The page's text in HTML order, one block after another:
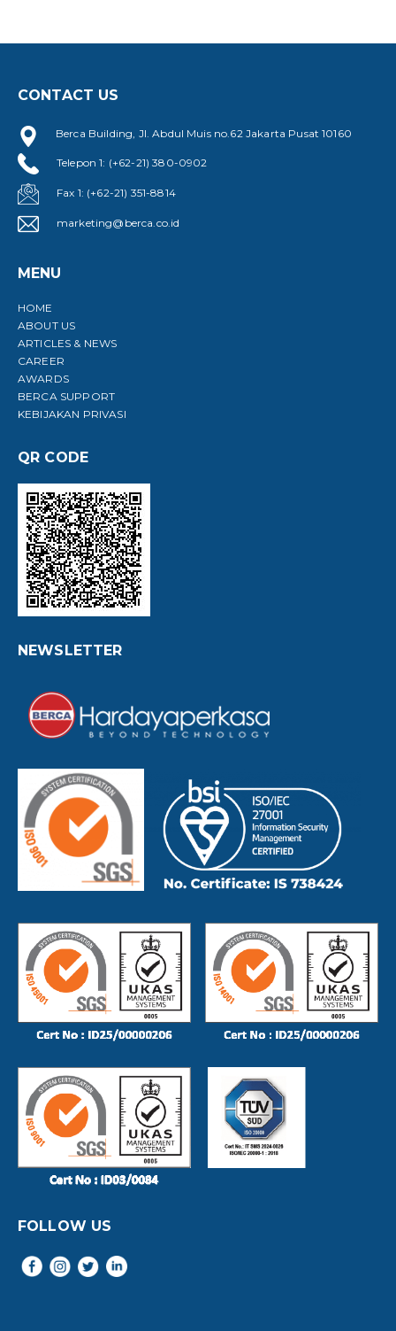
CONTACT US
Berca Building, Jl. Abdul Muis no.62 Jakarta Pusat 10160
Telepon 1: (+62-21) 380-0902
Fax 1: (+62-21) 351-8814
marketing@berca.co.id
MENU
HOME
ABOUT US
ARTICLES & NEWS
CAREER
AWARDS
BERCA SUPPORT
KEBIJAKAN PRIVASI
QR CODE
NEWSLETTER
FOLLOW US